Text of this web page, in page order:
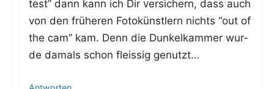
test” dann kann ich Dir ver­si­chern, dass auch
von den frü­he­ren Foto­künst­lern nichts “out of
the cam” kam. Denn die Dun­kel­kam­mer wur­
de damals schon fleis­sig genutzt…